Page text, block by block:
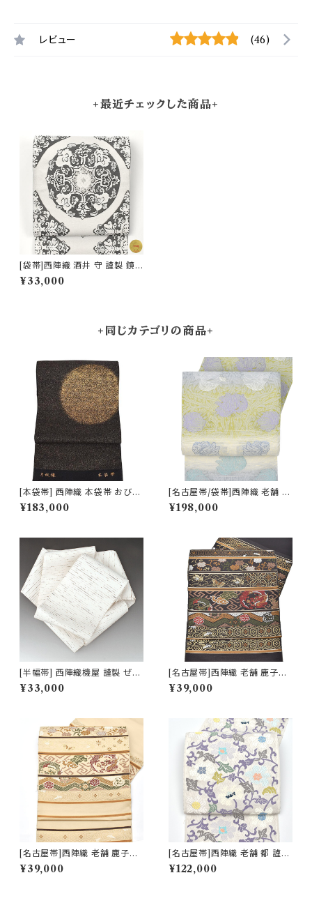
レビュー (46)
+最近チェックした商品+
[袋帯]西陣織 酒井 守 謹製 鏡
裏文 正絹 日本製(商品番号:22
035)
¥33,000
+同じカテゴリの商品+
[本袋帯] 西陣織 本袋帯 おび工
房たなか 謹製 夜空の月文様 砂
子金帯 正絹 日本製(商品番号:1
¥183,000
[名古屋帯/袋帯]西陣織 老舗 京
藝 謹製 ヴィクトリア・デザイン
天然石糸 子猫鍵しっぽ 九寸帯
¥198,000
[半幅帯] 西陣織機屋 謹製 ぜん
まい紬 正絹 日本製(商品番号:1
7046)
¥33,000
[名古屋帯]西陣織 老舗 鹿子井
山田 謹製 九寸帯 正絹 日本製
(商品番号:22485)
¥39,000
[名古屋帯]西陣織 老舗 鹿子井
山田 謹製 九寸帯 正絹 日本製
(商品番号:22484)
¥39,000
[名古屋帯]西陣織 老舗 都 謹製
唐織 唐草華文様 九寸帯 正絹
日本製(商品番号:21747)
¥122,000